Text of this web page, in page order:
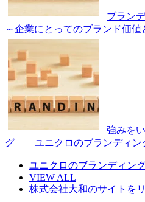
ブラン
～企業にとってのブランド価値
強みを
グ
ユニクロのブランディン
ユニクロのブランディン
VIEW ALL
株式会社大和のサイトを